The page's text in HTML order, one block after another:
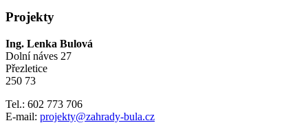
Projekty
Ing. Lenka Bulová
Dolní náves 27
Přezletice
250 73
Tel.: 602 773 706
E-mail: projekty@zahrady-bula.cz